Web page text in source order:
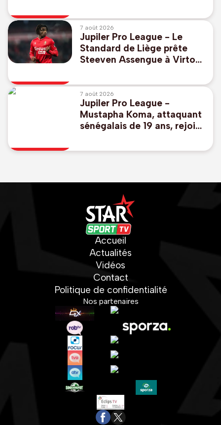
7 août 2026
Jupiler Pro League - Le
Standard de Liège prête
Steeven Assengue à Virton
7 août 2026
Jupiler Pro League -
Mustapha Koma, attaquant
sénégalais de 19 ans, rejoint
Accueil
Actualités
Vidéos
Contact
Politique de confidentialité
Nos partenaires